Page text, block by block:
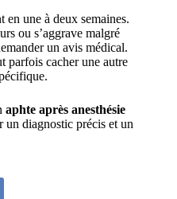
en une à deux semaines.
ou s’aggrave malgré
un avis médical.
parfois cacher une autre
aphte après anesthésie
un diagnostic précis et un